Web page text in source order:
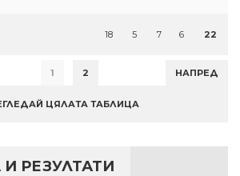
18 5 7 6 22
1 2 НАПРЕД
ЦЯЛАТА ТАБЛИЦА
РЕЗУЛТАТИ